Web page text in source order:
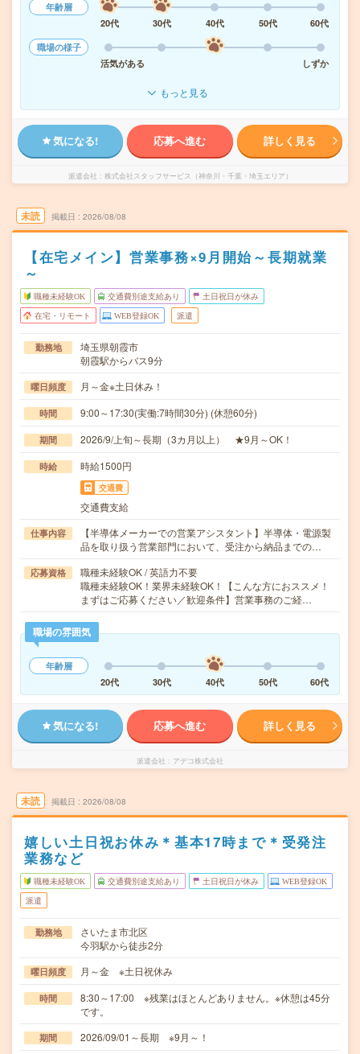
年齢層
20代
30代 40代 50代
60代
職場の様子
活気がある
しずか
もっと見る
気になる! 応募へ進む 詳しく見る
派遣会社 株式会社スタッフサービス（神奈川・千葉・埼玉エリア）
未読 掲載日 2026/08/08
【在宅メイン】営業事務×9月開始～長期就業
～
職種未経験OK 交通費別途支給あり 土日祝日が休み
在宅・リモート WEB登録OK 派遣
勤務地
埼玉県朝霞市
朝霞駅からバス9分
曜日頻度 月～金※土日休み！
時間 9:00～17:30(実働:7時間30分) (休憩60分)
期間 2026/9/上旬～長期（3カ月以上） ★9月～OK！
時給 時給1500円
交通費
交通費支給
仕事内容
【半導体メーカーでの営業アシスタント】半導体・電源製
品を取り扱う営業部門において、受注から納品までの…
応募資格
職種未経験OK / 英語力不要
職種未経験OK！業界未経験OK！【こんな方におススメ！
まずはご応募ください／歓迎条件】営業事務のご経…
職場の雰囲気
年齢層
20代
30代 40代 50代 60代
気になる! 応募へ進む 詳しく見る
派遣会社 アデコ株式会社
未読 掲載日 2026/08/08
嬉しい土日祝お休み＊基本17時まで＊受発注
業務など
職種未経験OK 交通費別途支給あり 土日祝日が休み WEB登録OK
派遣
勤務地
さいたま市北区
今羽駅から徒歩2分
曜日頻度 月～金 ※土日祝休み
時間
8:30～17:00 ※残業はほとんどありません。※休憩は45分
です。
期間 2026/09/01～長期 ※9月～！